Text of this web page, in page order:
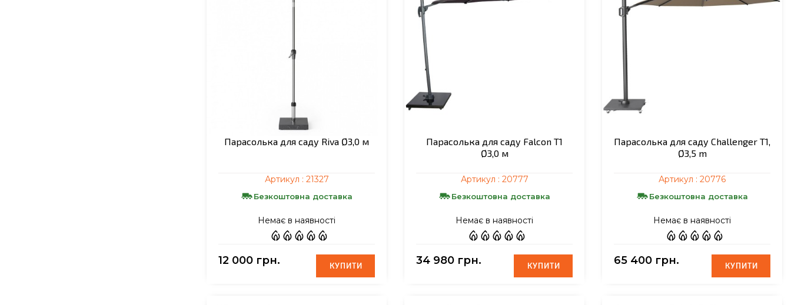
Парасолька для саду Riva Ø3,0 м
Артикул : 21327
Безкоштовна доставка
Немає в наявності
12 000 грн. КУПИТИ
КУПИТИ
Парасолька для саду Falcon T1
Ø3,0 м
Артикул : 20777
Безкоштовна доставка
Немає в наявності
34 980 грн. КУПИТИ
КУПИТИ
Парасолька для саду Challenger T1,
Ø3,5 m
Артикул : 20776
Безкоштовна доставка
Немає в наявності
65 400 грн. КУПИТИ
КУПИТИ